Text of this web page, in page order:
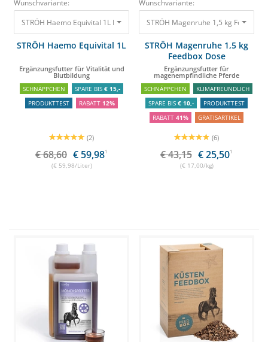
Wunschvariante:
STRÖH Haemo Equivital 1L Ergänzungsfutter für Vitalität und Blutbildung
STRÖH Haemo Equivital 1L
Ergänzungsfutter für Vitalität und
Blutbildung
SCHNÄPPCHEN SPARE BIS € 15,-
PRODUKTTEST
RABATT 12%
(2)
€ 68,60 € 59,981
(€ 59,98/Liter)
Wunschvariante:
STRÖH Magenruhe 1,5 kg
STRÖH Magenruhe 1,5 kg
Feedbox Dose
Ergänzungsfutter für
magenempfindliche Pferde
SCHNÄPPCHEN
KLIMAFREUNDLICH
SPARE BIS € 10,-
PRODUKTTEST
RABATT 41% GRATISARTIKEL
(6)
€ 43,15 € 25,501
(€ 17,00/kg)